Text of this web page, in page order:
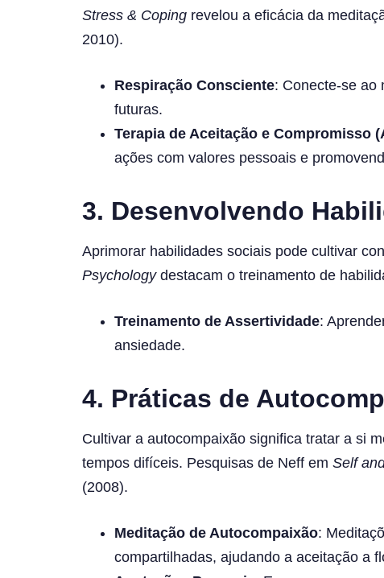
Stress & Coping revelou a eficácia da
2010).
Respiração Consciente: Conecte-se ao
futuras.
Terapia de Aceitação e Compromisso
ações com valores pessoais e
3. Desenvolvendo
Aprimorar habilidades sociais pode cultivar
Psychologydestacam o treinamento de
Treinamento de Assertividade:
ansiedade.
4. Práticas de
Cultivar a autocompaixão significa tratar a si
tempos difíceis. Pesquisas de Neff em Self
(2008).
Meditação de Autocompaixão:
compartilhadas, ajudando a aceitação a